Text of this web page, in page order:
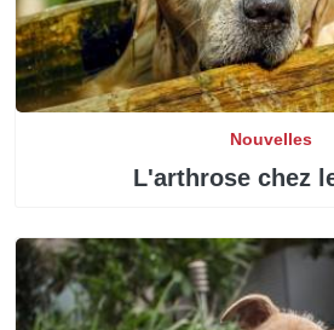
Nouvelles
L'arthrose chez